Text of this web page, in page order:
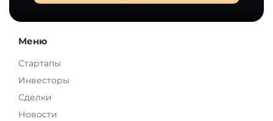
Меню
Стартапы
Инвесторы
Сделки
Новости